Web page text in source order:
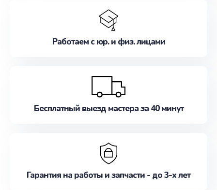
Работаем с юр. и физ. лицами
Бесплатный выезд мастера за 40 минут
Гарантия на работы и запчасти - до 3-х лет